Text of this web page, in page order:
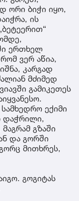
ორი ბიჭი იყო,
ის
ერთხელ
ვერ აწია,
კარგად
მძიმედ
გამიკეთეს
ექიმი
დაჭრილი,
გზაში
და გორში
მითხრეს,
გოგიტას